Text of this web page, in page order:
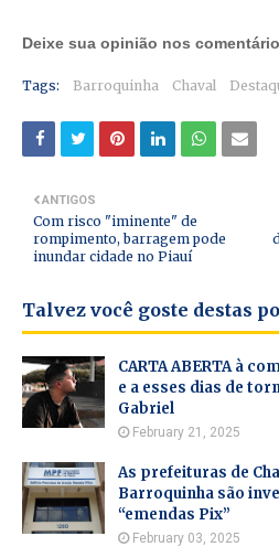
Deixe sua opinião nos
Tags: Barroquinha Chaval
ANTIGOS
Com risco "iminente" de
rompimento, barragem pode
inundar cidade no Piauí
Talvez você goste destas
CARTA ABERTA à
e a esses dias de
Gabriel
February 21, 2025
As prefeituras de
Barroquinha são
“emendas Pix”
February 03, 2025